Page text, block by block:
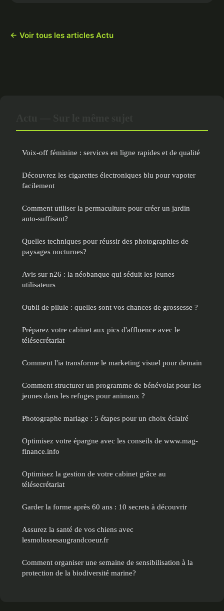
← Voir tous les articles Actu
Voix-off féminine : services en ligne rapides et de qualité
Découvrez les cigarettes électroniques blu pour vapoter
facilement
Comment utiliser la permaculture pour créer un jardin
auto-suffisant?
Quelles techniques pour réussir des photographies de
paysages nocturnes?
Avis sur n26 : la néobanque qui séduit les jeunes
utilisateurs
Oubli de pilule : quelles sont vos chances de grossesse ?
Préparez votre cabinet aux pics d'affluence avec le
télésecrétariat
Comment l'ia transforme le marketing visuel pour demain
Comment structurer un programme de bénévolat pour les
jeunes dans les refuges pour animaux ?
Photographe mariage : 5 étapes pour un choix éclairé
Optimisez votre épargne avec les conseils de www.mag-
finance.info
Optimisez la gestion de votre cabinet grâce au
télésecrétariat
Garder la forme après 60 ans : 10 secrets à découvrir
Assurez la santé de vos chiens avec
lesmolossesaugrandcoeur.fr
Comment organiser une semaine de sensibilisation à la
protection de la biodiversité marine?